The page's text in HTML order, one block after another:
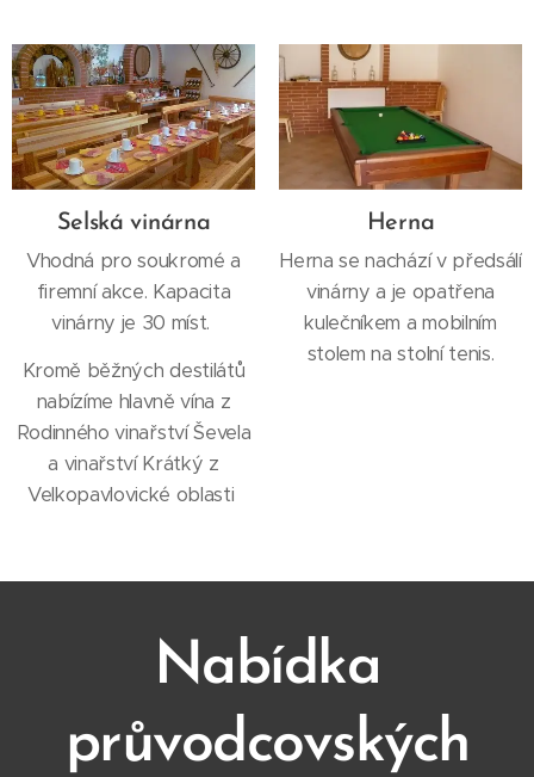
Selská vinárna
Vhodná pro soukromé a
firemní akce. Kapacita
vinárny je 30 míst.
Kromě běžných destilátů
nabízíme hlavně vína z
Rodinného vinařství Ševela
a vinařství Krátký z
Velkopavlovické oblasti
Herna
Herna se nachází v předsálí
vinárny a je opatřena
kulečníkem a mobilním
stolem na stolní tenis.
Nabídka
průvodcovských